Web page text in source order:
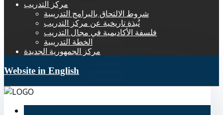
مركز التدريب
شروط الالتحاق بالبرامج التدريبية
نُبذة تاريخية عن مركز التدريب
فلسفة الأكاديمية في مجال التدريب
الخطة التدريبية
مركز الجمهورية الجديدة
Website in English